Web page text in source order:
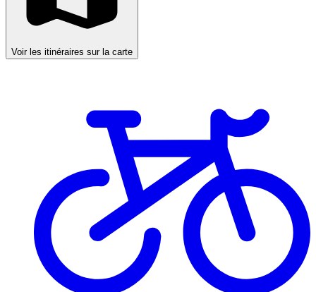
Voir les itinéraires sur la carte